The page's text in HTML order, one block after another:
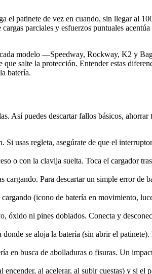
el patinete de vez en cuando, sin llegar al
parciales y esfuerzos puntuales
modelo —Speedway, Rockway, K2 y
salte la protección. Entender estas
batería.
Así puedes descartar fallos básicos,
usas regleta, asegúrate de que el
o con la clavija suelta. Toca el cargador
cargando. Para descartar un simple error de
(icono de batería en movimiento,
óxido ni pines doblados. Conecta y
donde se aloja la batería (sin abrir el
en busca de abolladuras o fisuras. Un
al acelerar, al subir cuestas) y si el